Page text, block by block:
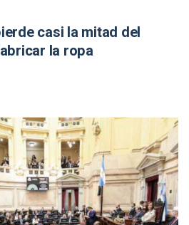
casi la mitad del
la ropa